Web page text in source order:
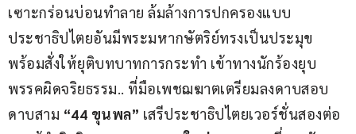
เซาะกร่อนบ่อนทำลาย ล้มล้างการปกครองแบบ
ประชาธิปไตยอันมีพระมหากษัตริย์ทรงเป็นประมุข
พร้อมสั่งให้ยุติบทบาทการกระทำ เข้าทางนักร้องยุบ
พรรคผิดจริยธรรม.. ที่มือเพชฌฆาตเตรียมลงดาบสอบ
ดาบสาม “44 ขุนพล” เสรีประชาธิปไตยเวอร์ชั่นสองต่อ